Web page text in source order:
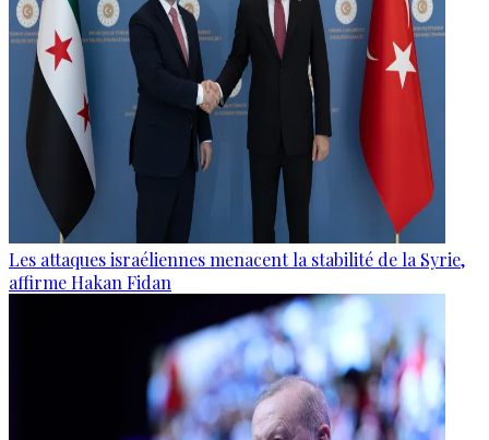
Les attaques israéliennes menacent la stabilité de la Syrie,
affirme Hakan Fidan